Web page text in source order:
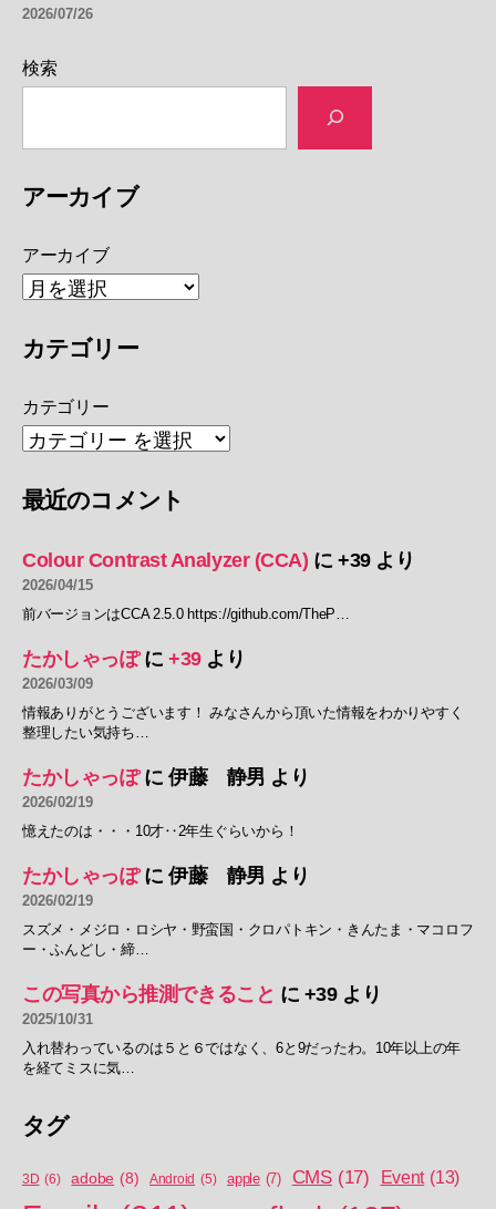
2026/07/26
検索
アーカイブ
アーカイブ
カテゴリー
カテゴリー
最近のコメント
Colour Contrast Analyzer (CCA) に+39より
2026/04/15
前バージョンはCCA 2.5.0 https://github.com/TheP…
たかしゃっぽに +39より
2026/03/09
情報ありがとうございます！ みなさんから頂いた情報をわかりやすく
整理したい気持ち…
たかしゃっぽに 伊藤 静男 より
2026/02/19
憶えたのは・・・10才‥2年生ぐらいから！
たかしゃっぽに 伊藤 静男 より
2026/02/19
スズメ・メジロ・ロシヤ・野蛮国・クロパトキン・きんたま・マコロフ
ー・ふんどし・締…
この写真から推測できること に +39より
2025/10/31
入れ替わっているのは５と６ではなく、6と9だったわ。10年以上の年
を経てミスに気…
タグ
3D (6) adobe (8) Android (5) apple (7) CMS (17) Event (13)